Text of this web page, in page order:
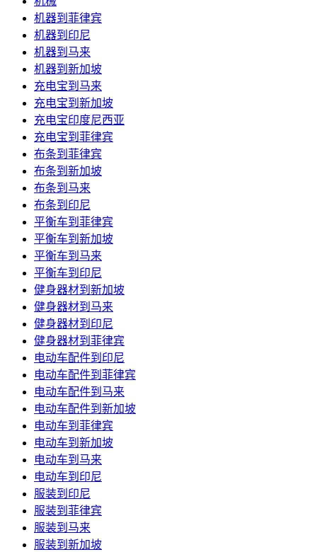
机器到菲律宾
机器到印尼
机器到马来
机器到新加坡
充电宝到马来
充电宝到新加坡
充电宝印度尼西亚
充电宝到菲律宾
布条到菲律宾
布条到新加坡
布条到马来
布条到印尼
平衡车到菲律宾
平衡车到新加坡
平衡车到马来
平衡车到印尼
健身器材到新加坡
健身器材到马来
健身器材到印尼
健身器材到菲律宾
电动车配件到印尼
电动车配件到菲律宾
电动车配件到马来
电动车配件到新加坡
电动车到菲律宾
电动车到新加坡
电动车到马来
电动车到印尼
服装到印尼
服装到菲律宾
服装到马来
服装到新加坡